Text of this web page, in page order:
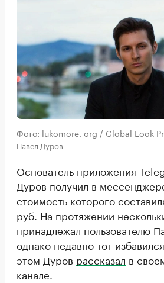
Фото: lukomore. org / Global Look
Павел Дуров
Основатель приложения
Дуров получил в
стоимость которого
руб. На протяжении
принадлежал пользователю
однако недавно тот
этом Дуров рассказал в
канале.